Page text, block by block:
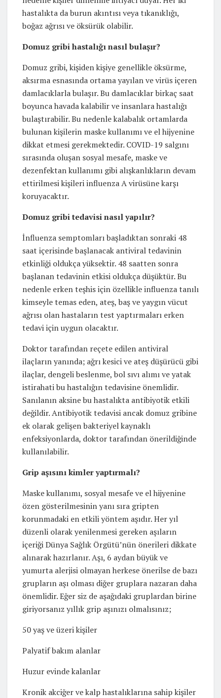
hastalıkta da burun akıntısı veya tıkanıklığı,
boğaz ağrısı ve öksürük olabilir.
Domuz gribi hastalığı nasıl bulaşır?
Domuz gribi, kişiden kişiye genellikle öksürme,
aksırma esnasında ortama yayılan ve virüs içeren
damlacıklarla bulaşır. Bu damlacıklar birkaç saat
boyunca havada kalabilir ve insanlara hastalığı
bulaştırabilir. Bu nedenle kalabalık ortamlarda
bulunan kişilerin maske kullanımı ve el hijyenine
dikkat etmesi gerekmektedir. COVID-19 salgını
sırasında oluşan sosyal mesafe, maske ve
dezenfektan kullanımı gibi alışkanlıkların devam
ettirilmesi kişileri influenza A virüsüne karşı
koruyacaktır.
Domuz gribi tedavisi nasıl yapılır?
İnfluenza semptomları başladıktan sonraki 48
saat içerisinde başlanacak antiviral tedavinin
etkinliği oldukça yüksektir. 48 saatten sonra
başlanan tedavinin etkisi oldukça düşüktür. Bu
nedenle erken teşhis için özellikle influenza tanılı
kimseyle temas eden, ateş, baş ve yaygın vücut
ağrısı olan hastaların test yaptırmaları erken
tedavi için uygun olacaktır.
Doktor tarafından reçete edilen antiviral
ilaçların yanında; ağrı kesici ve ateş düşürücü gibi
ilaçlar, dengeli beslenme, bol sıvı alımı ve yatak
istirahati bu hastalığın tedavisine önemlidir.
Sanılanın aksine bu hastalıkta antibiyotik etkili
değildir. Antibiyotik tedavisi ancak domuz gribine
ek olarak gelişen bakteriyel kaynaklı
enfeksiyonlarda, doktor tarafından önerildiğinde
kullanılabilir.
Grip aşısını kimler yaptırmalı?
Maske kullanımı, sosyal mesafe ve el hijyenine
özen gösterilmesinin yanı sıra gripten
korunmadaki en etkili yöntem aşıdır. Her yıl
düzenli olarak yenilenmesi gereken aşıların
içeriği Dünya Sağlık Örgütü’nün önerileri dikkate
alınarak hazırlanır. Aşı, 6 aydan büyük ve
yumurta alerjisi olmayan herkese önerilse de bazı
grupların aşı olması diğer gruplara nazaran daha
önemlidir. Eğer siz de aşağıdaki gruplardan birine
giriyorsanız yıllık grip aşınızı olmalısınız;
50 yaş ve üzeri kişiler
Palyatif bakım alanlar
Huzur evinde kalanlar
Kronik akciğer ve kalp hastalıklarına sahip kişiler